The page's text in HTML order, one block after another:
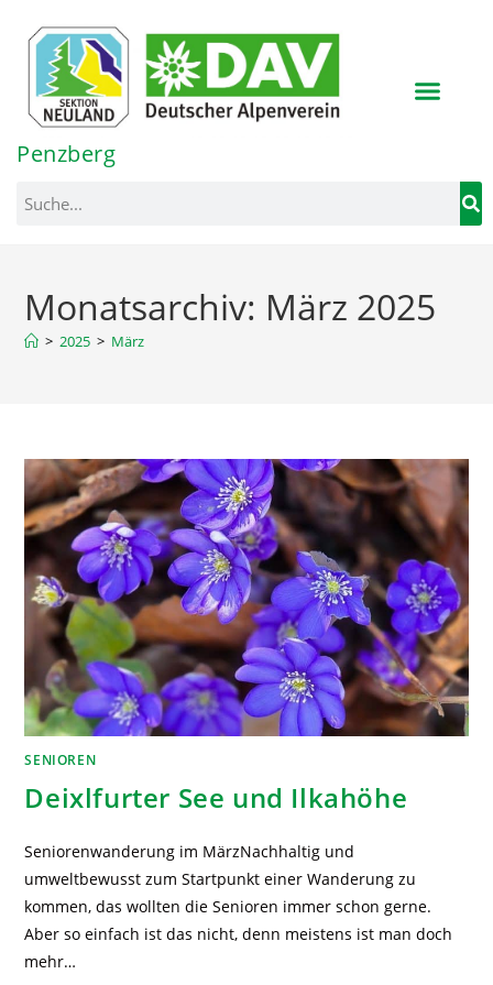
springen
Penzberg
Monatsarchiv: März 2025
> 2025 > März
SENIOREN
Deixlfurter See und Ilkahöhe
Seniorenwanderung im MärzNachhaltig und
umweltbewusst zum Startpunkt einer Wanderung zu
kommen, das wollten die Senioren immer schon gerne.
Aber so einfach ist das nicht, denn meistens ist man doch
mehr…